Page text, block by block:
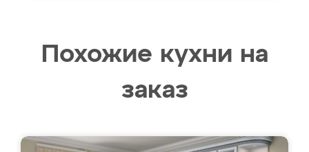
Похожие кухни на
заказ